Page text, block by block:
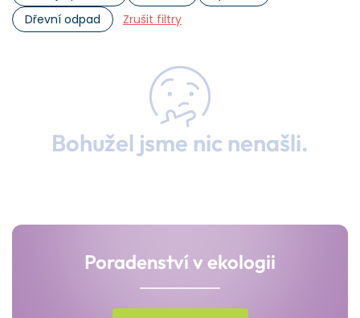
Dřevní odpad
Zrušit filtry
Bohužel jsme nic nenašli.
Poradenství v ekologii